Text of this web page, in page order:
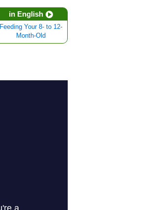
in English
Feeding Your 8- to 12-
Month-Old